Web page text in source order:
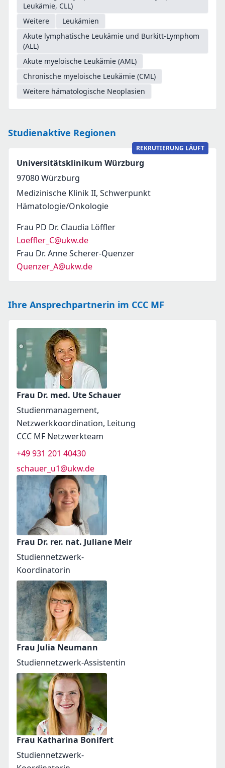
Leukämie, CLL)
Weitere
Leukämien
Akute lymphatische Leukämie und Burkitt-Lymphom
(ALL)
Akute myeloische Leukämie (AML)
Chronische myeloische Leukämie (CML)
Weitere hämatologische Neoplasien
Studienaktive Regionen
REKRUTIERUNG LÄUFT
Universitätsklinikum Würzburg
97080Würzburg
Medizinische Klinik II, Schwerpunkt
Hämatologie/Onkologie
Frau PD Dr. Claudia Löffler
Loeffler_C@ukw.de
Frau Dr. Anne Scherer-Quenzer
Quenzer_A@ukw.de
Ihre Ansprechpartnerin im CCC MF
Frau Dr. med. Ute Schauer
Studienmanagement,
Netzwerkkoordination, Leitung
CCC MF Netzwerkteam
+49 931 201 40430
schauer_u1@ukw.de
Frau Dr. rer. nat. Juliane Meir
Studiennetzwerk-
Koordinatorin
Frau Julia Neumann
Studiennetzwerk-Assistentin
Frau Katharina Bonifert
Studiennetzwerk-